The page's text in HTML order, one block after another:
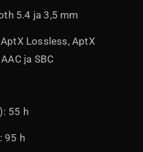
5.4 ja 3,5 mm
Lossless, AptX
ja SBC
55 h
95 h